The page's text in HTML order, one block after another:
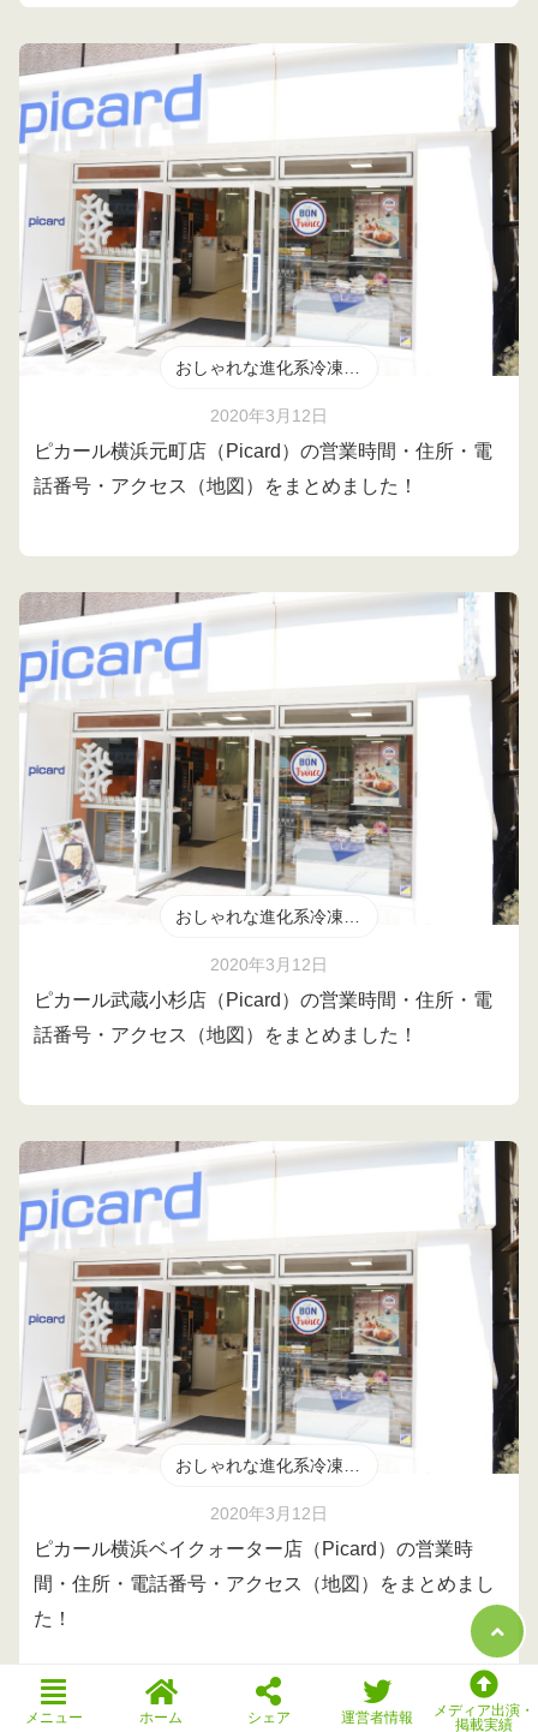
おしゃれな進化系冷凍食品
2020年3月12日
ピカール横浜元町店（Picard）の営業時間・住所・電
話番号・アクセス（地図）をまとめました！
おしゃれな進化系冷凍食品
2020年3月12日
ピカール武蔵小杉店（Picard）の営業時間・住所・電
話番号・アクセス（地図）をまとめました！
おしゃれな進化系冷凍食品
2020年3月12日
ピカール横浜ベイクォーター店（Picard）の営業時
間・住所・電話番号・アクセス（地図）をまとめまし
た！
メニュー ホーム シェア 運営者情報
メディア出演・
掲載実績